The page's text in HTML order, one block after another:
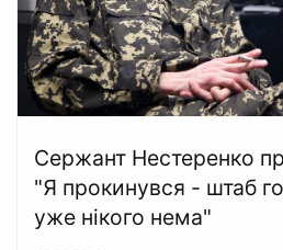
Сержант Нестеренко
"Я прокинувся - штаб
уже нікого нема"